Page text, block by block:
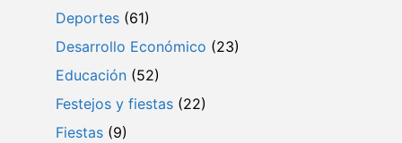
Deportes (61)
Desarrollo Económico (23)
Educación (52)
Festejos y fiestas (22)
Fiestas (9)